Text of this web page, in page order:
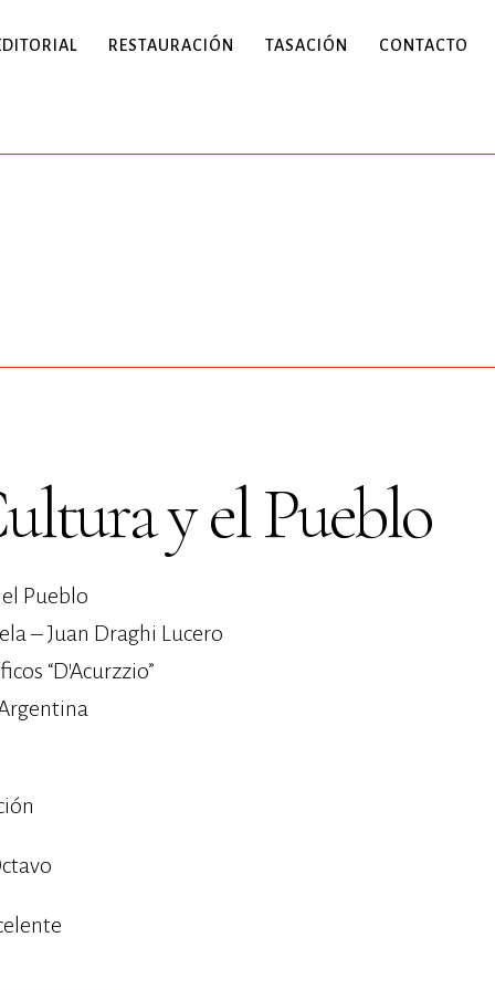
RESTAURACIÓN TASACIÓN CONTACTO
y el Pueblo
Pueblo
– Juan Draghi Lucero
“D’Acurzzio”